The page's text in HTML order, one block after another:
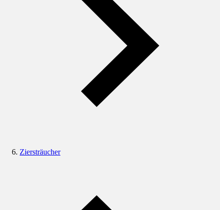
Ziersträucher